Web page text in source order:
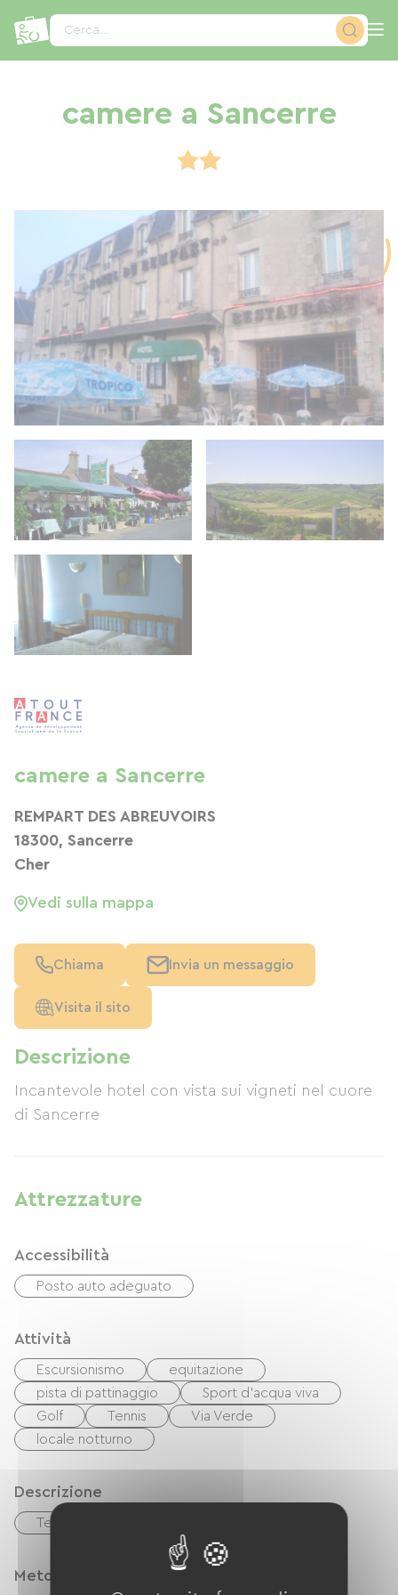
Cerca...
camere a Sancerre
Descrizione
Incantevole hotel con vista sui vigneti nel cuore
di Sancerre
Attrezzature
Accessibilità
Posto auto adeguato
Attività
Escursionismo
equitazione
pista di pattinaggio
Sport d'acqua viva
Golf
Tennis
Via Verde
locale notturno
Descrizione
Terrazzo
Metodi di pagamento
camere a Sancerre
REMPART DES ABREUVOIRS
18300, Sancerre
Cher
Vedi sulla mappa
Chiama Invia un messaggio
Visita il sito
Pannello di gestione dei cookies